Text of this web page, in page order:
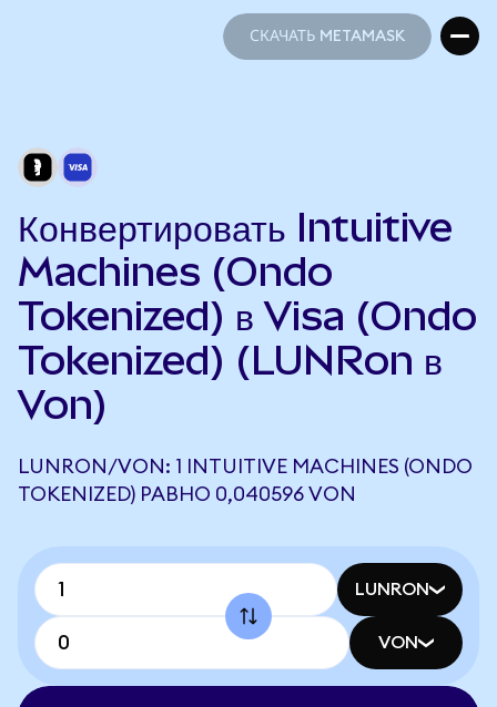
СКАЧАТЬ METAMASK
Конвертировать Intuitive
Machines (Ondo
Tokenized) в Visa (Ondo
Tokenized) (LUNRon в
Von)
LUNRON/VON: 1 INTUITIVE MACHINES (ONDO
TOKENIZED) РАВНО 0,040596 VON
LUNRON
VON